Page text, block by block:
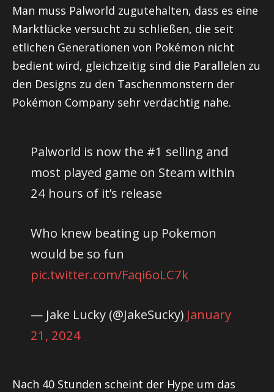
Man muss Palworld zugutehalten, dass es eine
Marktlücke versucht zu schließen, die seit
etlichen Generationen von Pokémon nicht
bedient wird, gleichzeitig sind die Parallelen zu
den Designs zu den Taschenmonstern der
Pokémon Company sehr verdächtig nahe.
Palworld is now the #1 selling and
most played game on Steam within
24 hours of it’s release
Who knew beating up Pokemon
would be so fun
pic.twitter.com/Faqi6oLC7k
— Jake Lucky (@JakeSucky) January
21, 2024
Nach 40 Stunden scheint der Hype um das